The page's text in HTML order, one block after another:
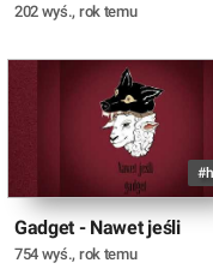
202 wyś., rok temu
Gadget - Nawet jeśli
754 wyś., rok temu